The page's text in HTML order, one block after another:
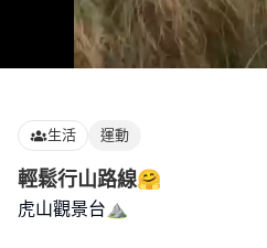
Loaded
100.00%
生活 運動
輕鬆行山路線🤗
虎山觀景台⛰️